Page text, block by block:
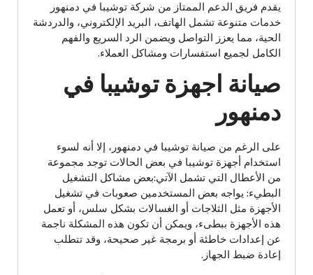
يقدم فريق الدعم الممتاز من شركة توشيبا في دمنهور
خدمات متنوعة تشمل الهاتف، البريد الإلكتروني، والدردشة
الحية، مما يعزز التواصل ويضمن الرد السريع والفهم
الكامل لجميع استفسارات ومشاكل العملاء.
صيانة اجهزة توشيبا في
دمنهور
على الرغم من صيانة توشيبا في دمنهور، إلا أنه لسوء
استخدام أجهزة توشيبا في بعض الحالات توجد مجموعة
من الأعطال التي تشمل الآتي:بعض مشاكل التشغيل
البطيء: يواجه بعض المستخدمين صعوبات في تشغيل
الأجهزة مثل الثلاجات أو الغسالات بشكل سلس، أو تعمل
هذه الأجهزة ببطىء، ويمكن أن تكون هذه المشكلة ناجمة
عن إعدادات خاطئة أو برمجة غير صحيحة، وقد تتطلب
إعادة ضبط الجهاز.